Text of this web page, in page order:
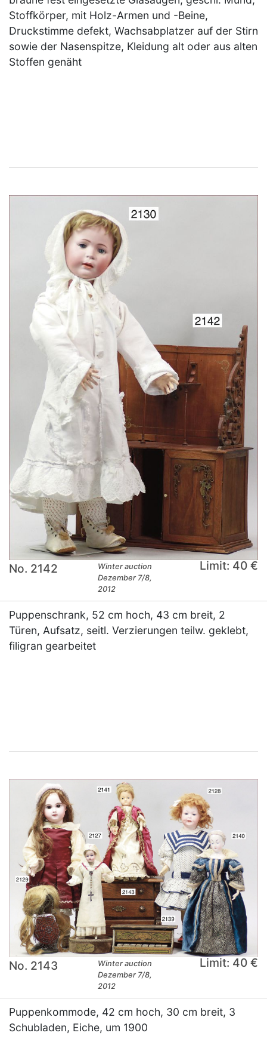
Stoffkörper, mit Holz-Armen und -Beine,
Druckstimme defekt, Wachsabplatzer auf der Stirn
sowie der Nasenspitze, Kleidung alt oder aus alten
Stoffen genäht
No. 2142
Winter auction
Dezember 7/8,
2012
Limit: 40 €
Puppenschrank, 52 cm hoch, 43 cm breit, 2
Türen, Aufsatz, seitl. Verzierungen teilw. geklebt,
filigran gearbeitet
No. 2143
Winter auction
Dezember 7/8,
2012
Limit: 40 €
Puppenkommode, 42 cm hoch, 30 cm breit, 3
Schubladen, Eiche, um 1900